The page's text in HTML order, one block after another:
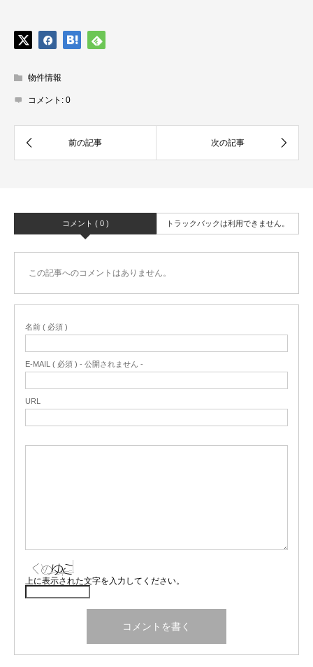
物件情報
コメント: 0
コメント ( 0 ) トラックバックは利用できません。
この記事へのコメントはありません。
名前 ( 必須 )
E-MAIL ( 必須 ) - 公開されません -
URL
上に表示された文字を入力してください。